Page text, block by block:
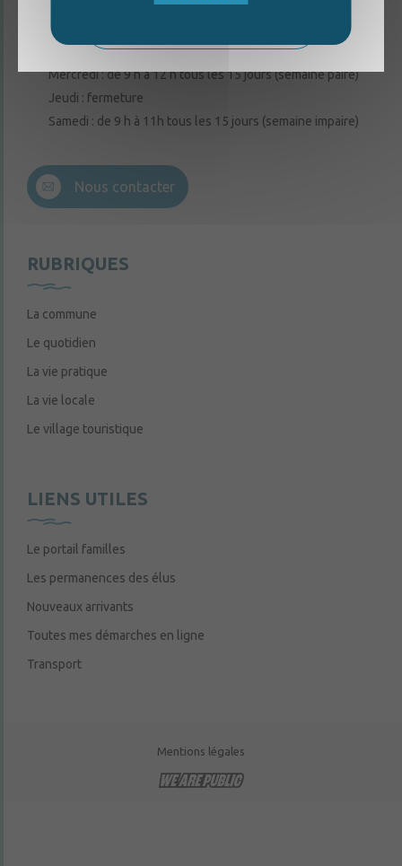
Lundi, mardi, vendredi : de 9 h à 12 h
Mercredi : de 9 h à 12 h tous les 15 jours (semaine paire)
Jeudi : fermeture
Samedi : de 9 h à 11h tous les 15 jours (semaine impaire)
Nous contacter
RUBRIQUES
La commune
Le quotidien
La vie pratique
La vie locale
Le village touristique
LIENS UTILES
Le portail familles
Les permanences des élus
Nouveaux arrivants
Toutes mes démarches en ligne
Transport
Mentions légales